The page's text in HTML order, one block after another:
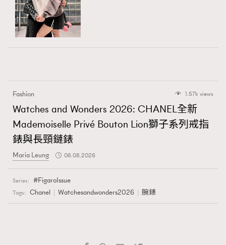
Fashion 1.57k views
Watches and Wonders 2026: CHANEL全新
Mademoiselle Privé Bouton Lion獅子系列戒指
錶與長頸鏈錶
Maria Leung 06.08.2026
Series: FigaroIssue
Tags: Chanel Watchesandwonders2026 腕錶